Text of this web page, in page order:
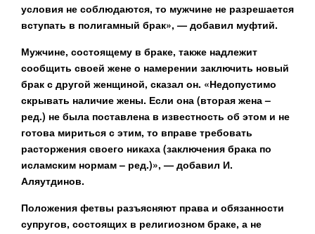
условия не соблюдаются, то мужчине не разрешается
вступать в полигамный брак», — добавил муфтий.
Мужчине, состоящему в браке, также надлежит
сообщить своей жене о намерении заключить новый
брак с другой женщиной, сказал он. «Недопустимо
скрывать наличие жены. Если она (вторая жена –
ред.) не была поставлена в известность об этом и не
готова мириться с этим, то вправе требовать
расторжения своего никаха (заключения брака по
исламским нормам – ред.)», — добавил И.
Аляутдинов.
Положения фетвы разъясняют права и обязанности
супругов, состоящих в религиозном браке, а не